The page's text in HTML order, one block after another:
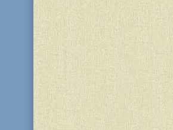
Последний звонок 2016